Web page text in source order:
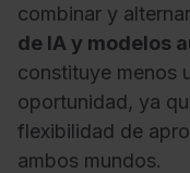
combinar y
de IA y modelos
constituye menos
oportunidad, ya
flexibilidad de
ambos mundos.